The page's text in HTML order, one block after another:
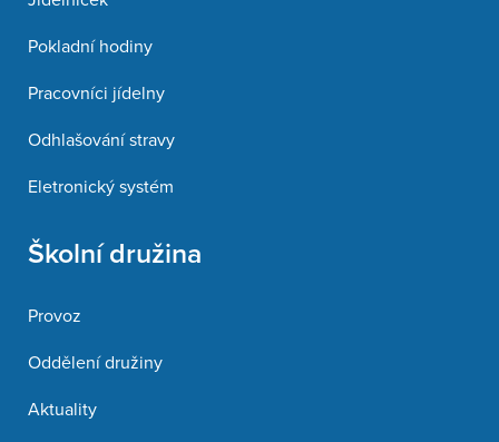
Pokladní hodiny
Pracovníci jídelny
Odhlašování stravy
Eletronický systém
Školní družina
Provoz
Oddělení družiny
Aktuality